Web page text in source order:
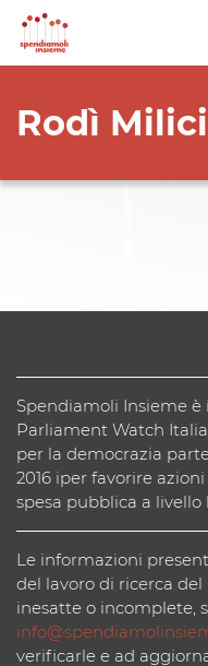
Rodì
Spendiamoli Insieme è
Parliament Watch
per la democrazia
2016 iper favorire
spesa pubblica a livello
Le informazioni
del lavoro di ricerca
inesatte o incomplete,
verificarle e ad